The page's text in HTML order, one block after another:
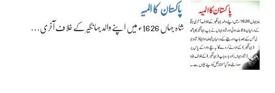
پاکستان کا المیہ
شاہ جہاں 1626ء میں اپنے والد جہانگیر کے خلاف آخری…